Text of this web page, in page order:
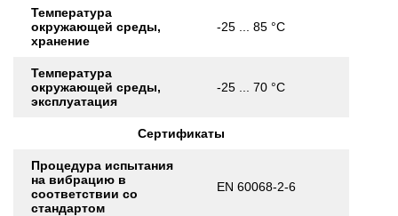
Температура
окружающей среды,
хранение
-25 ... 85 °C
Температура
окружающей среды,
эксплуатация
-25 ... 70 °C
Сертификаты
Процедура испытания
на вибрацию в
соответствии со
стандартом
EN 60068-2-6